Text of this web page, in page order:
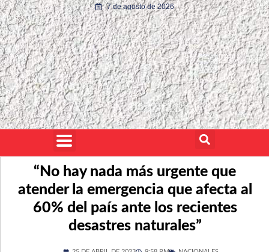
7 de agosto de 2026
“No hay nada más urgente que
atender la emergencia que afecta al
60% del país ante los recientes
desastres naturales”